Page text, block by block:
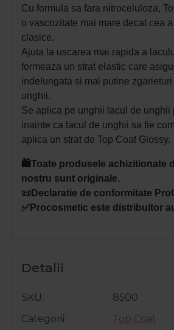
Cu formula sa fara nitroceluloza,
o vascozitate mai mare decat cea
clasice.
Ajuta la uscarea mai rapida a
formeaza un strat elastic care
indelungata si mai putine
unghii.
Se aplica pe unghii lacul de unghii
inainte ca lacul de unghii sa fie
aplica un strat de Top Coat Glossy.
🛍️Toate produsele achizitionate
nostru sunt originale.
📜Declaratie de conformitate
✅Procosmetic este distribuitor
Detalii
SKU
8500
Categorii
Top Coat